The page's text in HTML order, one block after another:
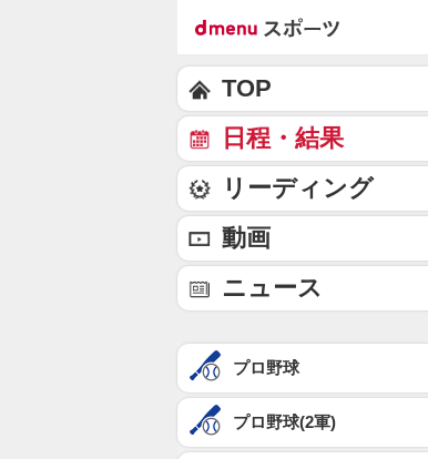
TOP
日程・結果
リーディング
動画
ニュース
プロ野球
プロ野球(2軍)